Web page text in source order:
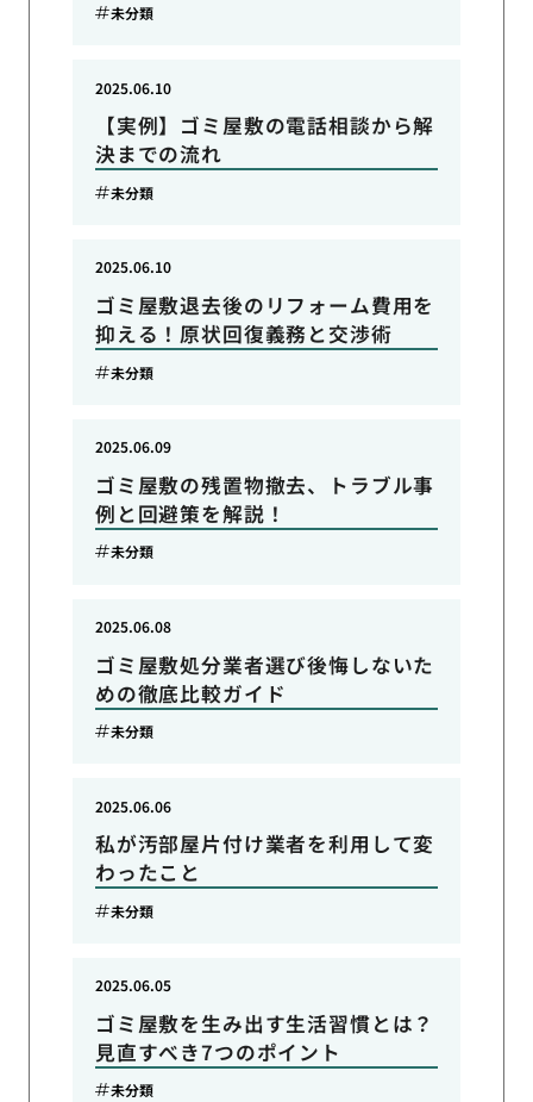
未分類
【実例】ゴミ屋敷の電話相談から解
決までの流れ
2025.06.10
未分類
ゴミ屋敷退去後のリフォーム費用を
抑える！原状回復義務と交渉術
2025.06.10
未分類
ゴミ屋敷の残置物撤去、トラブル事
例と回避策を解説！
2025.06.09
未分類
ゴミ屋敷処分業者選び後悔しないた
めの徹底比較ガイド
2025.06.08
未分類
私が汚部屋片付け業者を利用して変
わったこと
2025.06.06
未分類
ゴミ屋敷を生み出す生活習慣とは？
見直すべき7つのポイント
2025.06.05
未分類